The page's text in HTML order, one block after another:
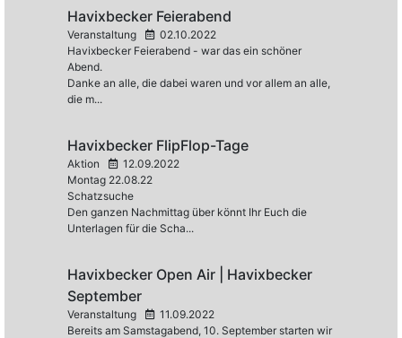
Havixbecker Feierabend
Veranstaltung
02.10.2022
Havixbecker Feierabend - war das ein schöner
Abend.
Danke an alle, die dabei waren und vor allem an alle,
die m...
Havixbecker FlipFlop-Tage
Aktion
12.09.2022
Montag 22.08.22
Schatzsuche
Den ganzen Nachmittag über könnt Ihr Euch die
Unterlagen für die Scha...
Havixbecker Open Air | Havixbecker
September
Veranstaltung
11.09.2022
Bereits am Samstagabend, 10. September starten wir